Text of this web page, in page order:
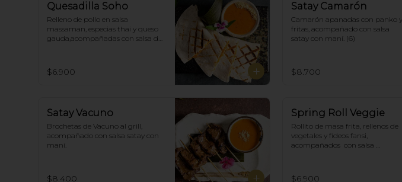
Quesadilla Soho
Relleno de pollo en salsa
massaman, especias thai y queso
gauda,acompañadas con salsa de
$6.900
Satay Camarón
Camarón apanadas con panko y
fritas, acompañado con salsa
satay con maní. (6)
$8.700
Satay Vacuno
Brochetas de Vacuno al grill,
acompañado con salsa satay con
maní.
$8.400
Spring Roll Veggie
Rollito de masa frita, rellenos de
vegetales y fideos fansi,
acompañados  con salsa
$6.900